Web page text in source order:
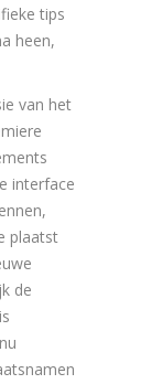
tips
heen,
van het
interface
plaatst
de